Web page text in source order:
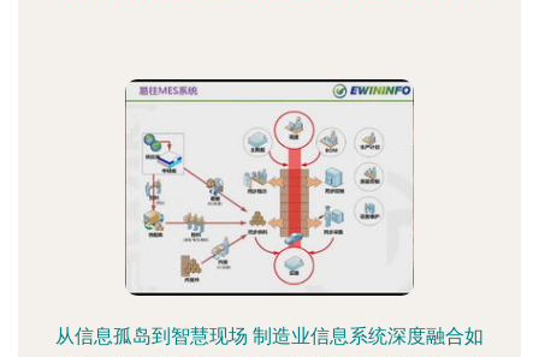
从信息孤岛到智慧现场 制造业信息系统深度融合如